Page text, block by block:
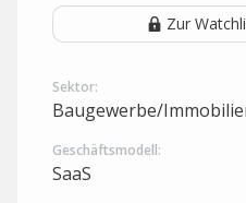
Zur
Sektor:
Baugewerbe/
Geschäftsmodell:
SaaS